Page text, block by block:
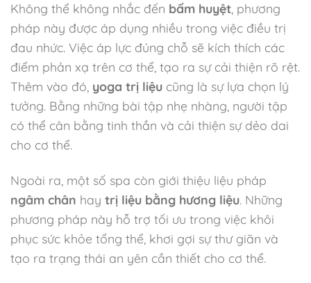
Không thể không nhắc đến bấm huyệt , phương
pháp này được áp dụng nhiều trong việc điều trị
đau nhức. Việc áp lực đúng chỗ sẽ kích thích các
điểm phản xạ trên cơ thể, tạo ra sự cải thiện rõ rệt.
Thêm vào đó, yoga trị liệu cũng là sự lựa chọn lý
tưởng. Bằng những bài tập nhẹ nhàng, người tập
có thể cân bằng tinh thần và cải thiện sự dẻo dai
cho cơ thể.
Ngoài ra, một số spa còn giới thiệu liệu pháp
ngâm chân hay trị liệu bằng hương liệu. Những
phương pháp này hỗ trợ tối ưu trong việc khôi
phục sức khỏe tổng thể, khơi gợi sự thư giãn và
tạo ra trạng thái an yên cần thiết cho cơ thể.